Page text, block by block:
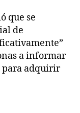
que se
de
a informar
para adquirir